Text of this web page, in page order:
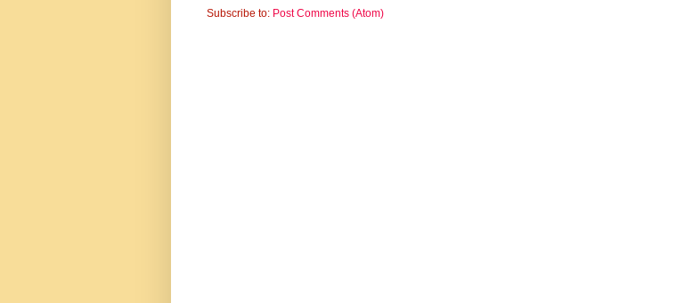
Subscribe to: Post Comments (Atom)